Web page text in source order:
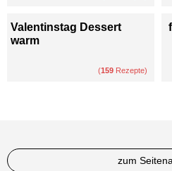
Valentinstag Dessert
warm
(159 Rezepte)
zum